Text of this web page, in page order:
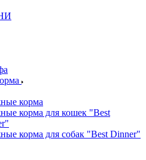
корма
корма для кошек "Best
корма для собак "Best Dinner"